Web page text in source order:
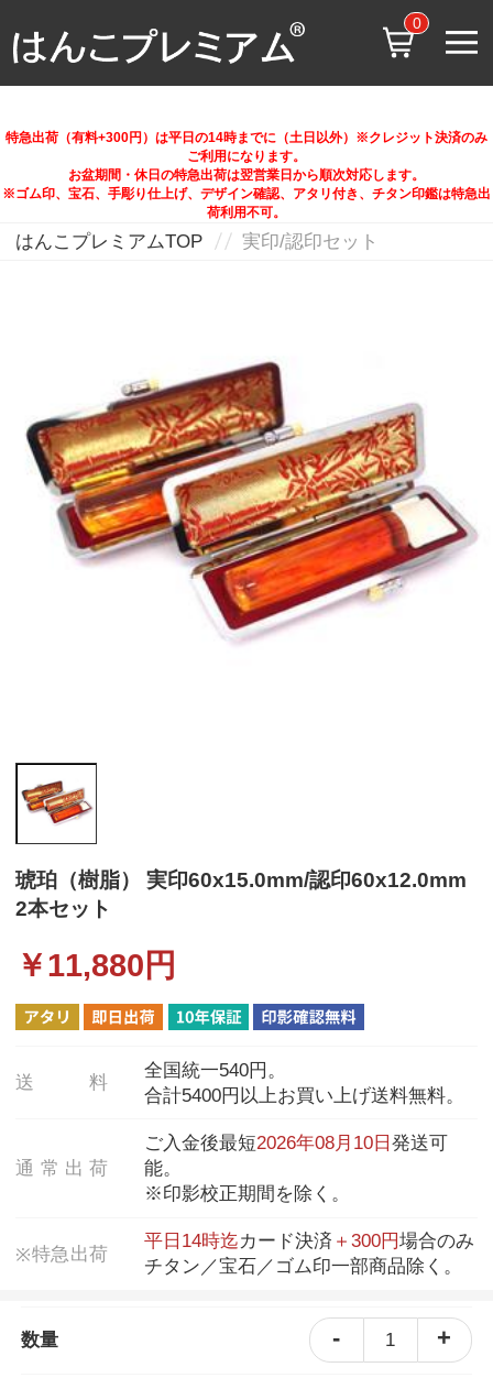
0
特急出荷（有料+300円）は平日の14時までに（土日以外）※クレジット決済のみ
ご利用になります。
お盆期間・休日の特急出荷は翌営業日から順次対応します。
※ゴム印、宝石、手彫り仕上げ、デザイン確認、アタリ付き、チタン印鑑は特急出
荷利用不可。
はんこプレミアムTOP 実印/認印セット
琥珀（樹脂） 実印60x15.0mm/認印60x12.0mm
2本セット
￥11,880 円
送 料
全国統一540円。
合計5400円以上お買い上げ送料無料。
通 常 出 荷
ご入金後最短2026年08月10日発送可
能。
※印影校正期間を除く。
※特急出荷
平日14時迄カード決済 ＋300円場合のみ
チタン／宝石／ゴム印一部商品除く。
数量 - 1 +